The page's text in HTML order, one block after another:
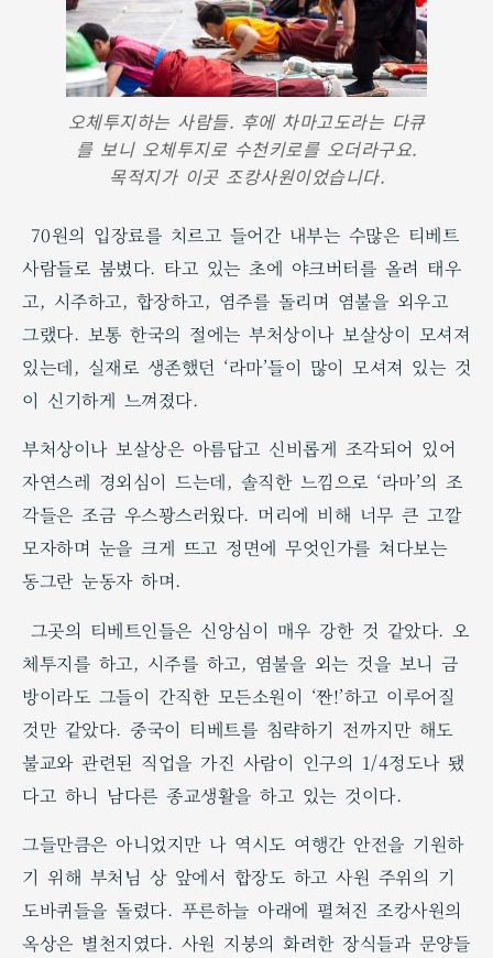
오체투지하는 사람들. 후에 차마고도라는 다큐
를 보니 오체투지로 수천키로를 오더라구요.
목적지가 이곳 조캉사원이었습니다.
70원의 입장료를 치르고 들어간 내부는 수많은 티베트
사람들로 붐볐다. 타고 있는 초에 야크버터를 올려 태우
고, 시주하고, 합장하고, 염주를 돌리며 염불을 외우고
그랬다. 보통 한국의 절에는 부처상이나 보살상이 모셔져
있는데, 실재로 생존했던 ‘라마’들이 많이 모셔져 있는 것
이 신기하게 느껴졌다.
부처상이나 보살상은 아름답고 신비롭게 조각되어 있어
자연스레 경외심이 드는데, 솔직한 느낌으로 ‘라마’의 조
각들은 조금 우스꽝스러웠다. 머리에 비해 너무 큰 고깔
모자하며 눈을 크게 뜨고 정면에 무엇인가를 쳐다보는
동그란 눈동자 하며.
그곳의 티베트인들은 신앙심이 매우 강한 것 같았다. 오
체투지를 하고, 시주를 하고, 염불을 외는 것을 보니 금
방이라도 그들이 간직한 모든소원이 ‘짠!’하고 이루어질
것만 같았다. 중국이 티베트를 침략하기 전까지만 해도
불교와 관련된 직업을 가진 사람이 인구의 1/4정도나 됐
다고 하니 남다른 종교생활을 하고 있는 것이다.
그들만큼은 아니었지만 나 역시도 여행간 안전을 기원하
기 위해 부처님 상 앞에서 합장도 하고 사원 주위의 기
도바퀴들을 돌렸다. 푸른하늘 아래에 펼쳐진 조캉사원의
옥상은 별천지였다. 사원 지붕의 화려한 장식들과 문양들